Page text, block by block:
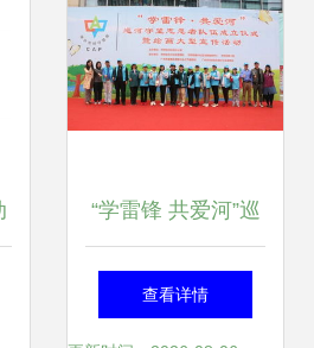
“学雷锋 共爱河”巡
河守望志愿者队伍
查看详情